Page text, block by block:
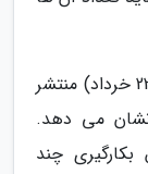
این پتنت که تقریبا هفته گذشته (11 ژوئن، 22 خرداد) منتشر
می دهد.
چند